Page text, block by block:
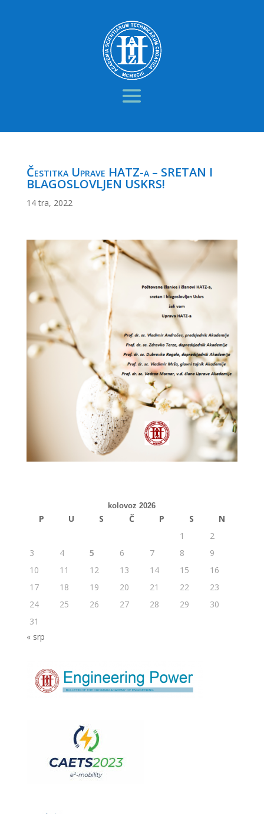
Čestitka Uprave HATZ-a – SRETAN I
BLAGOSLOVLJEN USKRS!
14 tra, 2022
kolovoz 2026
P U S Č P S
N
1
2
3
4 5 6 7 8
9
10
11 12 13 14 15
16
17
18 19 20 21 22
23
24
25 26 27 28 29
30
31
« srp